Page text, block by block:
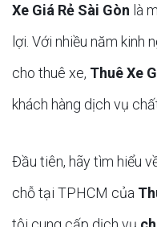
Xe Giá Rẻ Sài Gòn là
lợi. Với nhiều năm kinh
cho thuê xe, Thuê Xe
khách hàng dịch vụ
Đầu tiên, hãy tìm hiểu
chỗ tại TPHCM của